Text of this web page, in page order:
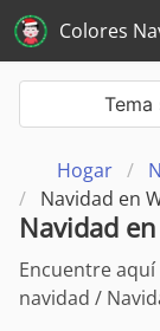
Colores
Hogar
Navidad en
Navidad
Encuentre
navidad /